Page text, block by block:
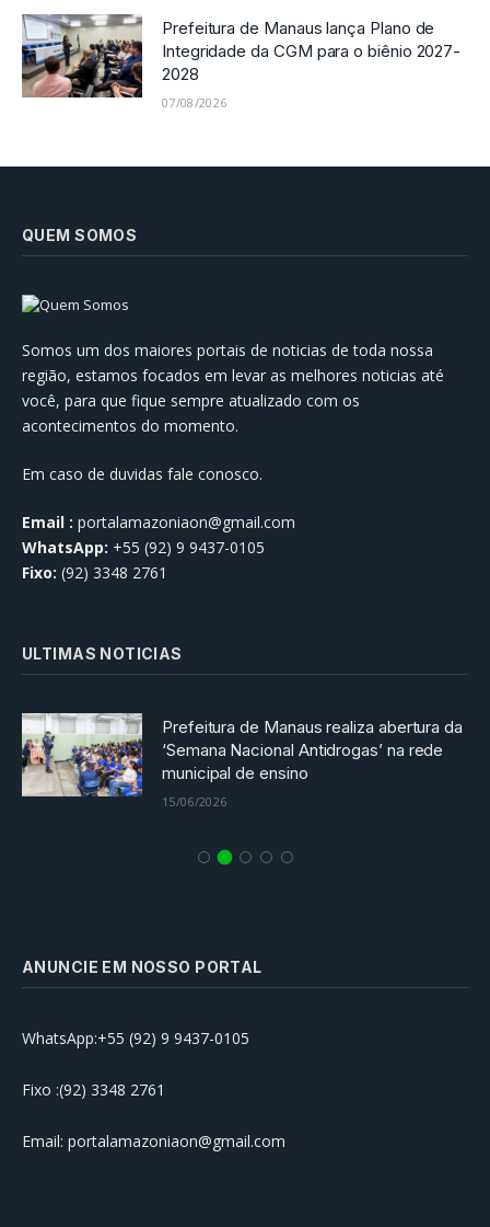
Prefeitura de Manaus lança Plano de
Integridade da CGM para o biênio 2027-
2028
07/08/2026
QUEM SOMOS
Somos um dos maiores portais de noticias de toda nossa
região, estamos focados em levar as melhores noticias até
você, para que fique sempre atualizado com os
acontecimentos do momento.
Em caso de duvidas fale conosco.
Email : portalamazoniaon@gmail.com
WhatsApp: +55 (92) 9 9437-0105
Fixo: (92) 3348 2761
ULTIMAS NOTICIAS
Prefeitura de Manaus realiza abertura da
‘Semana Nacional Antidrogas’ na rede
municipal de ensino
15/06/2026
ANUNCIE EM NOSSO PORTAL
WhatsApp:+55 (92) 9 9437-0105
Fixo :(92) 3348 2761
Email: portalamazoniaon@gmail.com